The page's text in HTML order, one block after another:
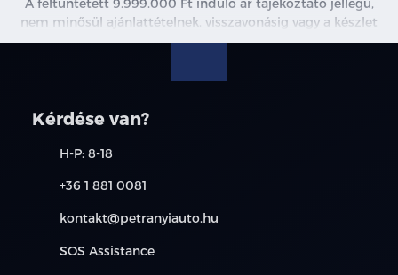
nem minősül ajánlattételnek, visszavonásig vagy a készlet
erejéig érvényes. Az ár bruttóban értendő. További
kapcsolatot. A meghirdetett induló THM tájékoztató
érdeklődjön a munkatársainknál.
Kérdése van?
H-P: 8-18
+36 1 881 0081
kontakt@petranyiauto.hu
SOS Assistance